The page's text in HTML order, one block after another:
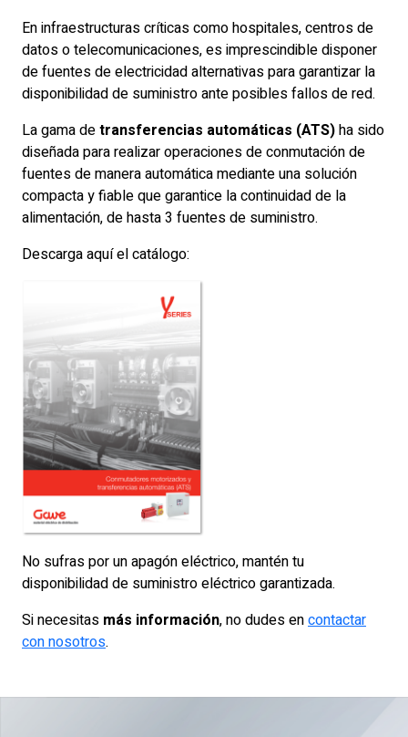
En infraestructuras críticas como hospitales, centros de
datos o telecomunicaciones, es imprescindible disponer
de fuentes de electricidad alternativas para garantizar la
disponibilidad de suministro ante posibles fallos de red.
La gama detransferencias automáticas (ATS)ha sido
diseñada para realizar operaciones de conmutación de
fuentes de manera automática mediante una solución
compacta y fiable que garantice la continuidad de la
alimentación, de hasta 3 fuentes de suministro.
Descarga aquí el catálogo:
No sufras por un apagón eléctrico, mantén tu
disponibilidad de suministro eléctrico garantizada.
Si necesitas más información, no dudes encontactar
con nosotros.